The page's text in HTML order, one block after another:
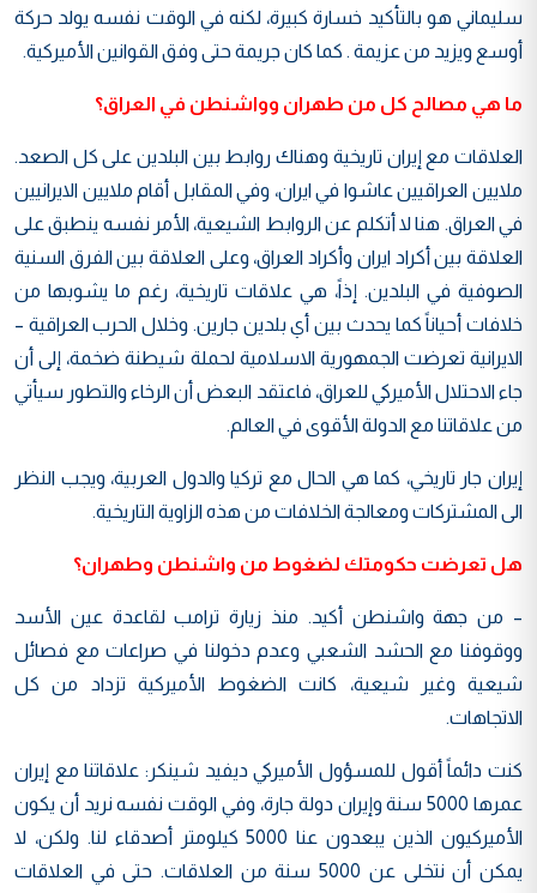
سليماني هو بالتأكيد خسارة كبيرة، لكنه في الوقت نفسه يولد حركة
أوسع ويزيد من عزيمة . كما كان جريمة حتى وفق القوانين الأميركية.
ما هي مصالح كل من طهران وواشنطن في العراق؟
العلاقات مع إيران تاريخية وهناك روابط بين البلدين على كل الصعد.
ملايين العراقيين عاشوا في ايران، وفي المقابل أقام ملايين الايرانيين
في العراق. هنا لا أتكلم عن الروابط الشيعية، الأمر نفسه ينطبق على
العلاقة بين أكراد ايران وأكراد العراق، وعلى العلاقة بين الفرق السنية
الصوفية في البلدين. إذاً، هي علاقات تاريخية، رغم ما يشوبها من
خلافات أحياناً كما يحدث بين أي بلدين جارين. وخلال الحرب العراقية –
الايرانية تعرضت الجمهورية الاسلامية لحملة شيطنة ضخمة، إلى أن
جاء الاحتلال الأميركي للعراق، فاعتقد البعض أن الرخاء والتطور سيأتي
من علاقاتنا مع الدولة الأقوى في العالم.
إيران جار تاريخي، كما هي الحال مع تركيا والدول العربية، ويجب النظر
الى المشتركات ومعالجة الخلافات من هذه الزاوية التاريخية.
هل تعرضت حكومتك لضغوط من واشنطن وطهران؟
– من جهة واشنطن أكيد. منذ زيارة ترامب لقاعدة عين الأسد
ووقوفنا مع الحشد الشعبي وعدم دخولنا في صراعات مع فصائل
شيعية وغير شيعية، كانت الضغوط الأميركية تزداد من كل
الاتجاهات.
كنت دائماً أقول للمسؤول الأميركي ديفيد شينكر: علاقاتنا مع إيران
عمرها 5000 سنة وإيران دولة جارة، وفي الوقت نفسه نريد أن يكون
الأميركيون الذين يبعدون عنا 5000 كيلومتر أصدقاء لنا. ولكن، لا
يمكن أن نتخلى عن 5000 سنة من العلاقات. حتى في العلاقات